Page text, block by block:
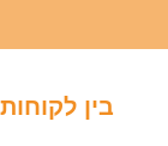
בין